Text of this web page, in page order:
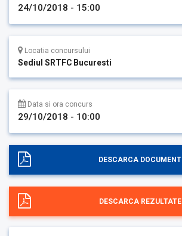
24/10/2018 - 15:00
Locatia concursului
Sediul SRTFC Bucuresti
Data si ora concurs
29/10/2018 - 10:00
DESCARCA DOCUMENT
DESCARCA REZULTATE